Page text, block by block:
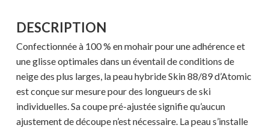
DESCRIPTION
Confectionnée à 100 % en mohair pour une adhérence et
une glisse optimales dans un éventail de conditions de
neige des plus larges, la peau hybride Skin 88/89 d’Atomic
est conçue sur mesure pour des longueurs de ski
individuelles. Sa coupe pré-ajustée signifie qu’aucun
ajustement de découpe n’est nécessaire. La peau s’installe